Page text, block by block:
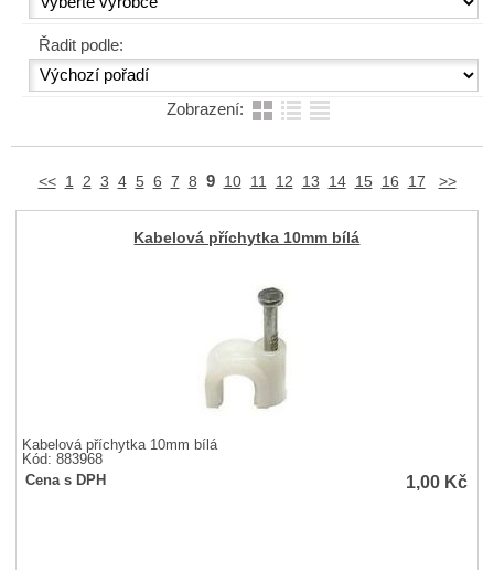
Řadit podle:
Zobrazení:
<< 1 2 3 4 5 6 7 8 9 10 11 12 13 14 15 16 17 >>
Kabelová příchytka 10mm bílá
Kabelová příchytka 10mm bílá
Kód: 883968
Cena s DPH
1,00 Kč